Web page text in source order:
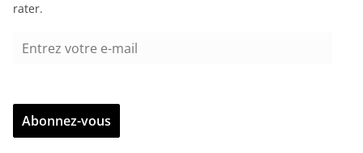
rater.
r
z
Abonnez-vous